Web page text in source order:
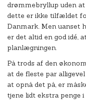
drømmebryllup uden
dette er ikke tilfældet
Danmark. Men uanset
er det altid en god idé,
planlægningen.
På trods af den
at de fleste par
at opnå det på, er
tjene lidt ekstra penge